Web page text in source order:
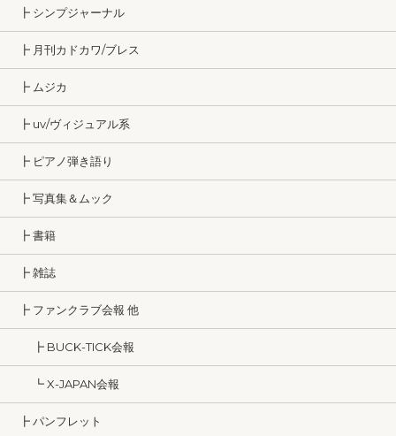
┣ シンプジャーナル
┣ 月刊カドカワ/ブレス
┣ ムジカ
┣ uv/ヴィジュアル系
┣ ピアノ弾き語り
┣ 写真集＆ムック
┣ 書籍
┣ 雑誌
┣ ファンクラブ会報 他
┣ BUCK-TICK会報
┗ X-JAPAN会報
┣ パンフレット